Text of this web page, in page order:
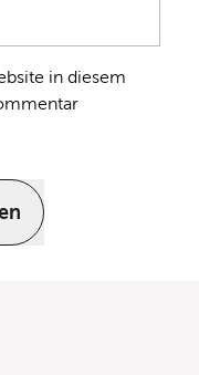
in diesem